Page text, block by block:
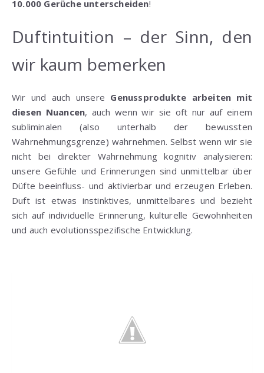
10.000 Gerüche unterscheiden!
Duftintuition – der Sinn, den
wir kaum bemerken
Wir und auch unsere Genussprodukte arbeiten mit
diesen Nuancen, auch wenn wir sie oft nur auf einem
subliminalen (also unterhalb der bewussten
Wahrnehmungsgrenze) wahrnehmen. Selbst wenn wir sie
nicht bei direkter Wahrnehmung kognitiv analysieren:
unsere Gefühle und Erinnerungen sind unmittelbar über
Düfte beeinfluss- und aktivierbar und erzeugen Erleben.
Duft ist etwas instinktives, unmittelbares und bezieht
sich auf individuelle Erinnerung, kulturelle Gewohnheiten
und auch evolutionsspezifische Entwicklung.